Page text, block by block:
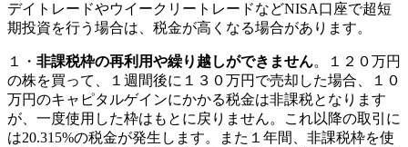
デイトレードやウイークリートレードなどNISA口座で超短
期投資を行う場合は、税金が高くなる場合があります。
１・ 非課税枠の再利用や繰り越しができません。１２０万円
の株を買って、１週間後に１３０万円で売却した場合、１０
万円のキャピタルゲインにかかる税金は非課税となります
が、一度使用した枠はもとに戻りません。これ以降の取引に
は20.315%の税金が発生します。また１年間、非課税枠を使